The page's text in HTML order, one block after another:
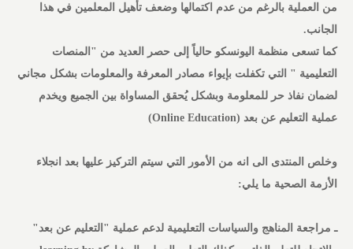
من العملية بالرغم من عدم اكتمالها وضعف تأهيل المعلمين في هذا
الجانب.
كما تسعى منظمة اليونسكو حالياً إلى حصر العديد من "المنصات
التعليمية " التي تكفلت بإيواء مصادر المعرفة والمعلومات بشكل مجاني
لضمان نفاذ حر للمعلومة وبشكل يُحقق المساواة بين الجميع ويخدم
عملية التعليم عن بعد (Online Education)
وخلص المنتدى الى انه من الأمور التي سيتم التركيز عليها بعد انجلاء
الأزمة الصحية ما يلي:
ـ مراجعة المناهج والسياسات التعليمية لدعم عملية "التعليم عن بعد"